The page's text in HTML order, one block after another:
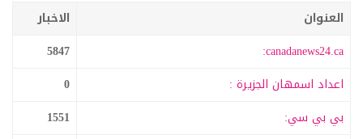
العنوان
الاخبار
canadanews24.ca:
5847
اعداد اسمهان الجزيرة :
0
بي بي سي:
1551